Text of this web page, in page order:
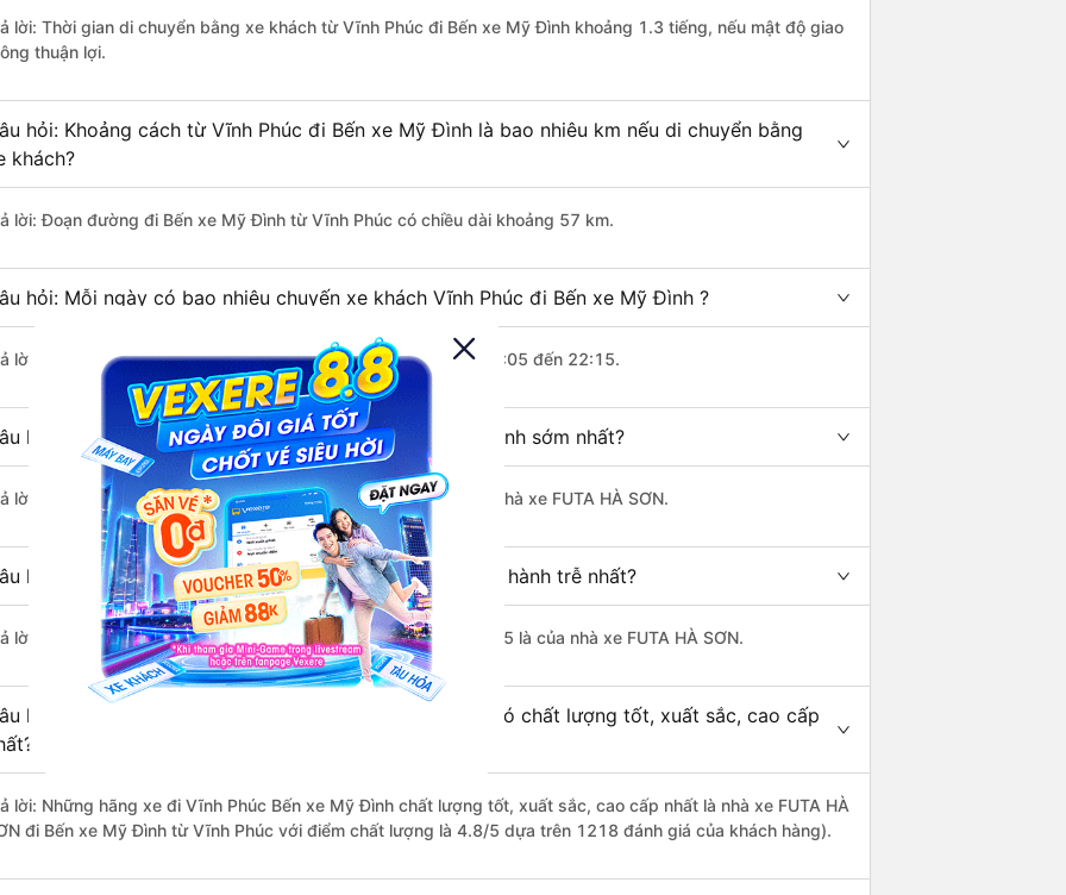
lời: Thời gian di chuyển bằng xe khách từ Vĩnh Phúc đi Bến xe Mỹ Đình khoảng 1.3 tiếng, nếu mật độ giao
thuận lợi.
hỏi: Khoảng cách từ Vĩnh Phúc đi Bến xe Mỹ Đình là bao nhiêu km nếu di chuyển bằng
khách?
lời: Đoạn đường đi Bến xe Mỹ Đình từ Vĩnh Phúc có chiều dài khoảng 57 km.
hỏi: Mỗi ngày có bao nhiêu chuyến xe khách Vĩnh Phúc đi Bến xe Mỹ Đình ?
lời: Trung bình mỗi ngày có khoảng 24 chuyến xe bắt đầu từ 1:05 đến 22:15.
hỏi: Nhà xe đi Vĩnh Phúc Bến xe Mỹ Đình nào khởi hành sớm nhất?
lời: Chuyến xe có giờ xuất phát sớm nhất vào lúc 1:05 là của nhà xe FUTA HÀ SƠN.
hỏi: Nhà xe đi Bến xe Mỹ Đình từ Vĩnh Phúc nào khởi hành trễ nhất?
lời: Chuyến xe có giờ xuất phát trễ (muộn) nhất là vào lúc 22:15 là của nhà xe FUTA HÀ SƠN.
hỏi: Review xe đi Bến xe Mỹ Đình từ Vĩnh Phúc nào có chất lượng tốt, xuất sắc, cao cấp
lời: Những hãng xe đi Vĩnh Phúc Bến xe Mỹ Đình chất lượng tốt, xuất sắc, cao cấp nhất là nhà xe FUTA HÀ
đi Bến xe Mỹ Đình từ Vĩnh Phúc với điểm chất lượng là 4.8/5 dựa trên 1218 đánh giá của khách hàng).